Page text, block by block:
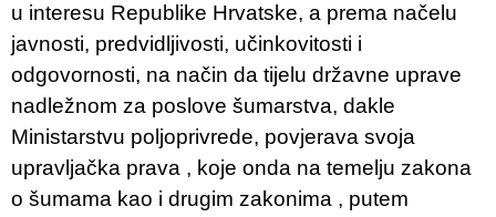
u interesu Republike Hrvatske, a prema načelu
javnosti, predvidljivosti, učinkovitosti i
odgovornosti, na način da tijelu državne uprave
nadležnom za poslove šumarstva, dakle
Ministarstvu poljoprivrede, povjerava svoja
upravljačka prava , koje onda na temelju zakona
o šumama kao i drugim zakonima , putem